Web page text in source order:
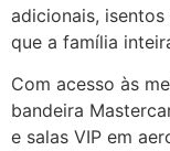
adicionais,
que a família
Com acesso às
bandeira
e salas VIP em